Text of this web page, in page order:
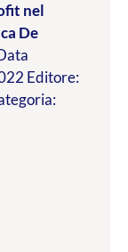
nel
De
Editore: